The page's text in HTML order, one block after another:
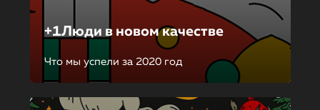
+1Люди в новом качестве
Что мы успели за 2020 год